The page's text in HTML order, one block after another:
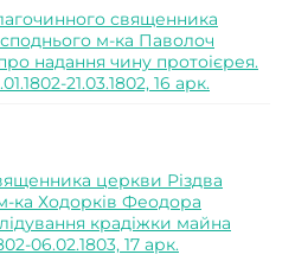
священника
м-ка Паволоч
надання чину протоієрея.
21.03.1802, 16 арк.
церкви Різдва
ка Ходорків Феодора
крадіжки майна
06.02.1803, 17 арк.